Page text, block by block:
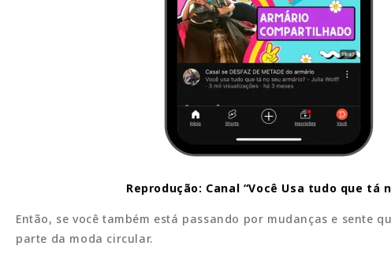
Reprodução: Canal “Você Usa tudo que tá
Então, se você também está passando por mudanças e sente
parte da moda circular.